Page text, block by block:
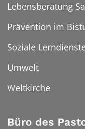
Lebensberatung
Prävention im
Soziale Lerndienste
Umwelt
Weltkirche
Büro des